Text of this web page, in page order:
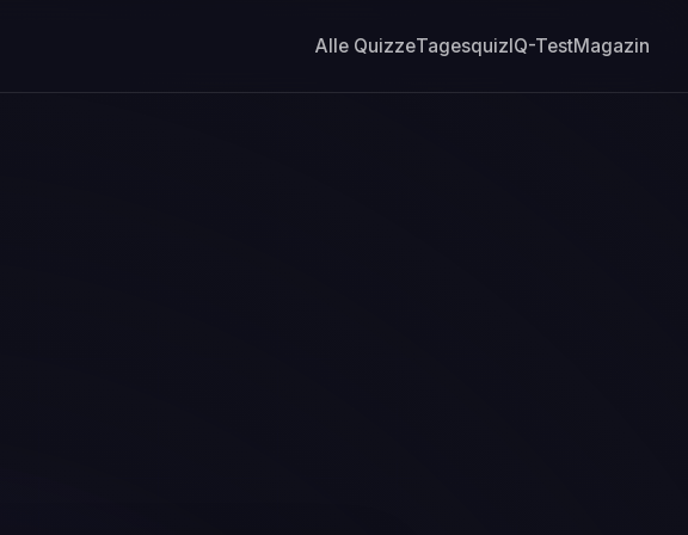
Alle QuizzeTagesquizIQ-TestMagazin